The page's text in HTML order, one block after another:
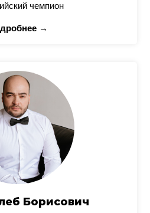
чемпион
→
Борисович